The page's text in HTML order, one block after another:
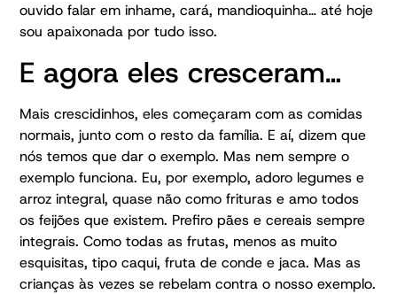
ouvido falar em inhame, cará, mandioquinha… até hoje
sou apaixonada por tudo isso.
E agora eles cresceram…
Mais crescidinhos, eles começaram com as comidas
normais, junto com o resto da família. E aí, dizem que
nós temos que dar o exemplo. Mas nem sempre o
exemplo funciona. Eu, por exemplo, adoro legumes e
arroz integral, quase não como frituras e amo todos
os feijões que existem. Prefiro pães e cereais sempre
integrais. Como todas as frutas, menos as muito
esquisitas, tipo caqui, fruta de conde e jaca. Mas as
crianças às vezes se rebelam contra o nosso exemplo.